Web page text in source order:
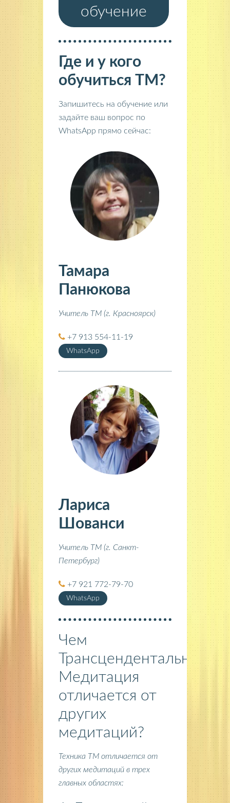
обучение
Где и у кого
обучиться ТМ?
Запишитесь на обучение или
задайте ваш вопрос по
WhatsApp прямо сейчас:
Тамара
Панюкова
Учитель ТМ (г. Красноярск)
+7 913 554-11-19
WhatsApp
Лариса
Шованси
Учитель ТМ (г. Санкт-
Петербург)
+7 921 772-79-70
WhatsApp
Чем
Трансцендентальная
Медитация
отличается от
других
медитаций?
Техника ТМ отличается от
других медитаций в трех
главных областях: